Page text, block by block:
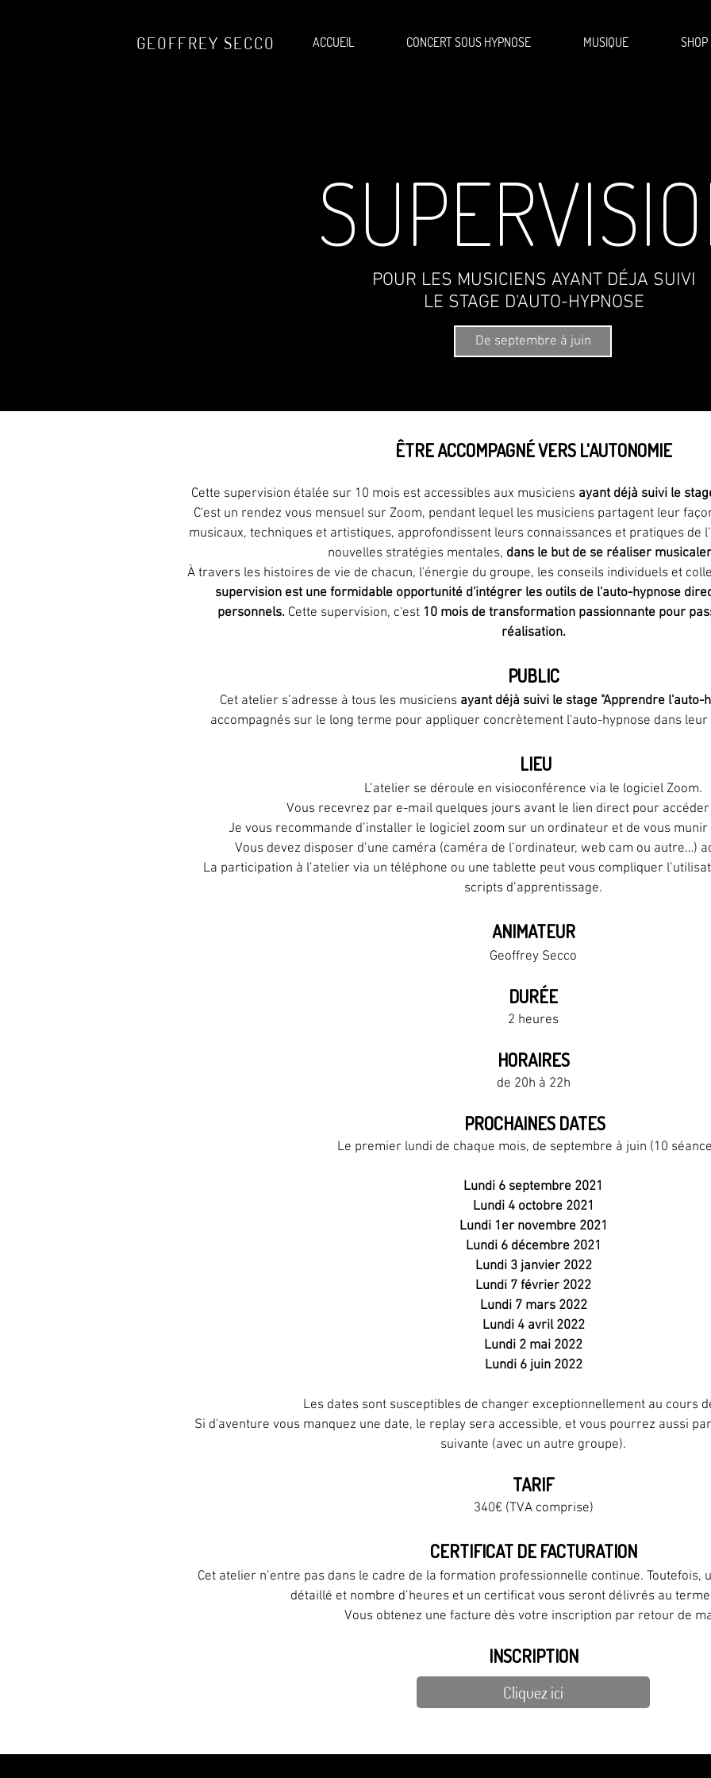
GEOFFREY SECCO ACCUEIL CONCERT SOUS HYPNOSE MUSIQUE SHOP
POUR LES MUSICIENS AYANT DÉJA SUIVI
LE STAGE D'AUTO-HYPNOSE
De septembre à juin
ÊTRE ACCOMPAGNÉ VERS L'AUTONOMIE
Cette supervision étalée sur 10 mois est accessibles aux musiciens ayant déjà suivi le
C'est un rendez vous mensuel sur Zoom, pendant lequel les musiciens partagent leur
musicaux, techniques et artistiques, approfondissent leurs connaissances et pratiques de
nouvelles stratégies mentales, dans le but de se réaliser
À travers les histoires de vie de chacun, l'énergie du groupe, les conseils individuels et
supervision est une formidable opportunité d'intégrer les outils de l'auto-hypnose
personnels. Cette supervision, c'est 10 mois de transformation passionnante pour
réalisation.
PUBLIC
Cet atelier s’adresse à tous les musiciens ayant déjà suivi le stage "Apprendre l'auto-
accompagnés sur le long terme pour appliquer concrètement l'auto-hypnose dans
LIEU
L’atelier se déroule en visioconférence via le logiciel Zoom.
Vous recevrez par e-mail quelques jours avant le lien direct pour
Je vous recommande d’installer le logiciel zoom sur un ordinateur et de vous munir
Vous devez disposer d’une caméra (caméra de l’ordinateur, web cam ou autre…)
La participation à l’atelier via un téléphone ou une tablette peut vous compliquer
scripts d’apprentissage.
ANIMATEUR
Geoffrey Secco
DURÉE
2 heures
HORAIRES
de 20h à 22h
PROCHAINES DATES
Le premier lundi de chaque mois, de septembre à juin (10
Lundi 6 septembre 2021
Lundi 4 octobre 2021
Lundi 1er novembre 2021
Lundi 6 décembre 2021
Lundi 3 janvier 2022
Lundi 7 février 2022
Lundi 7 mars 2022
Lundi 4 avril 2022
Lundi 2 mai 2022
Lundi 6 juin 2022
Les dates sont susceptibles de changer exceptionnellement au cours
Si d'aventure vous manquez une date, le replay sera accessible, et vous pourrez aussi
suivante (avec un autre groupe).
TARIF
340€ (TVA comprise)
CERTIFICAT DE FACTURATION
Cet atelier n’entre pas dans le cadre de la formation professionnelle continue. Toutefois,
détaillé et nombre d’heures et un certificat vous seront délivrés au terme
Vous obtenez une facture dès votre inscription par retour de
INSCRIPTION
Cliquez ici